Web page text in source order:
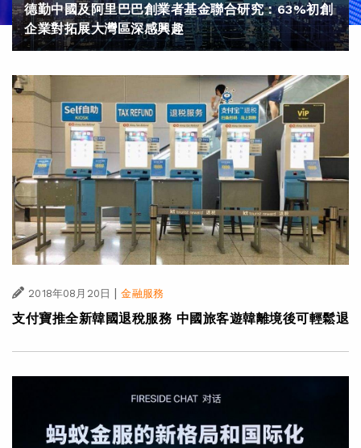
德勤中國及阿里巴巴創業者基金聯合研究：63%初創
企業對拓展大灣區深感興趣
2018年08月20日 | 金融服務
支付寶推全新韓國退稅服務 中國旅客遊韓離境後可輕鬆退